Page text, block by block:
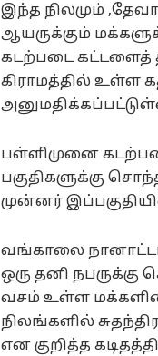
இந்த நிலமும்
ஆயருக்கும்
கடற்படை கட்டளைத்
கிராமத்தில் உள்ள
பள்ளிமுனை
பகுதிகளுக்கு
முன்னர்
வங்காலை
ஒரு தனி
வசம் உள்ள
நிலங்களில்
என குறித்த